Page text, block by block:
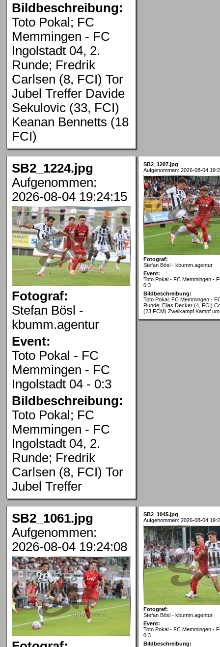
Bildbeschreibung:
Toto Pokal; FC
Memmingen - FC
Ingolstadt 04, 2.
Runde; Fredrik
Carlsen (8, FCI) Tor
Jubel Treffer Davide
Sekulovic (33, FCI)
Keanan Bennetts (18
FCI)
SB2_1224.jpg
Aufgenommen:
2026-08-04 19:24:15
Fotograf:
Stefan Bösl -
kbumm.agentur
Event:
Toto Pokal - FC
Memmingen - FC
Ingolstadt 04 - 0:3
Bildbeschreibung:
Toto Pokal; FC
Memmingen - FC
Ingolstadt 04, 2.
Runde; Fredrik
Carlsen (8, FCI) Tor
Jubel Treffer
SB2_1207.jpg
Aufgenommen: 2026-08-04
Fotograf:
Stefan Bösl - kbumm.agentur
Event:
Toto Pokal - FC Memmingen -
0:3
Bildbeschreibung:
Toto Pokal; FC Memmingen -
Runde; Elias Decker (4, FCI)
(23 FCM) Zweikampf Kampf
SB2_1061.jpg
Aufgenommen:
2026-08-04 19:24:08
SB2_1045.jpg
Aufgenommen: 2026-08-04
Fotograf:
Stefan Bösl - kbumm.agentur
Event:
Toto Pokal - FC Memmingen -
0:3
Bildbeschreibung: